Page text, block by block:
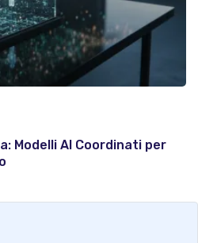
Modelli AI Coordinati per